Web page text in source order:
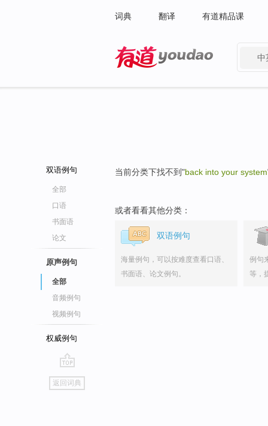
词典 翻译 有道精品课
中
双语例句
全部
口语
书面语
论文
原声例句
全部
音频例句
视频例句
权威例句
go
top
返回词典
当前分类下找不到"back into your system
或者看看其他分类：
双语例句
海量例句，可以按难度查看口语、
书面语、论文例句。
例句
等，